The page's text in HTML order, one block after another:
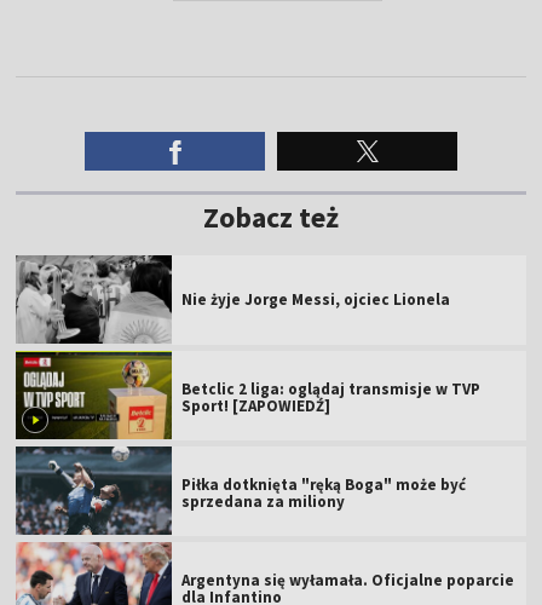
Zobacz też
Nie żyje Jorge Messi, ojciec Lionela
Betclic 2 liga: oglądaj transmisje w TVP
Sport! [ZAPOWIEDŹ]
Piłka dotknięta "ręką Boga" może być
sprzedana za miliony
Argentyna się wyłamała. Oficjalne poparcie
dla Infantino